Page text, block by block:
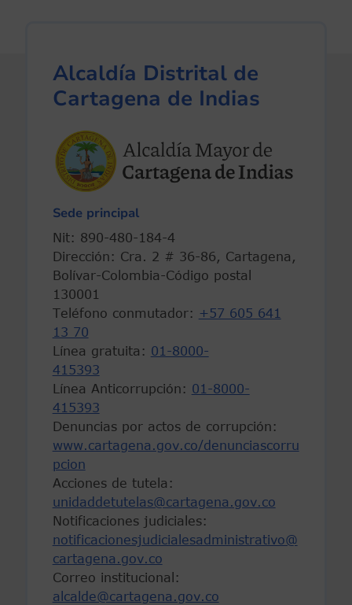
Alcaldía Distrital de
Cartagena de Indias
Sede principal
Nit: 890-480-184-4
Dirección: Cra. 2 # 36-86, Cartagena,
Bolívar-Colombia-Código postal
130001
Teléfono conmutador: +57 605 641
13 70
Línea gratuita: 01-8000-
415393
Línea Anticorrupción: 01-8000-
415393
Denuncias por actos de corrupción:
www.cartagena.gov.co/denunciascorru
pcion
Acciones de tutela:
unidaddetutelas@cartagena.gov.co
Notificaciones judiciales:
notificacionesjudicialesadministrativo@
cartagena.gov.co
Correo institucional:
alcalde@cartagena.gov.co